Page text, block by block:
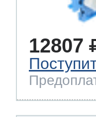
12807